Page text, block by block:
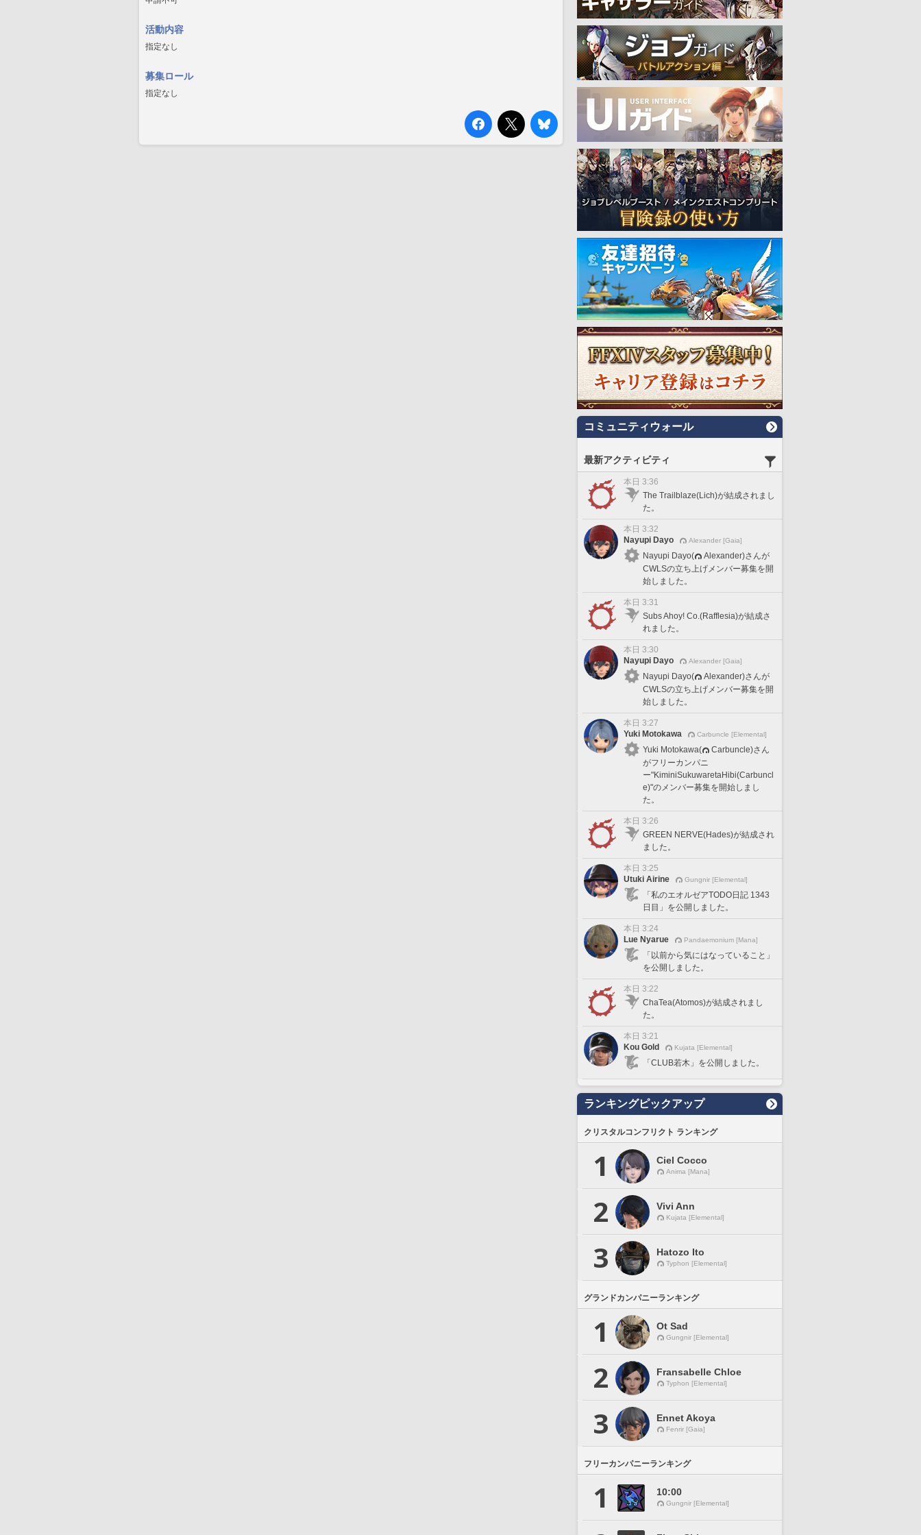
活動内容
指定なし
募集ロール
指定なし
コミュニティウォール
最新アクティビティ
本日 3:36
The Trailblaze(Lich)が結成されまし
た。
本日 3:32
Nayupi Dayo
Alexander [Gaia]
Nayupi Dayo(
Alexander)さんが
CWLSの立ち上げメンバー募集を開
始しました。
本日 3:31
Subs Ahoy! Co.(Rafflesia)が結成さ
れました。
本日 3:30
Nayupi Dayo
Alexander [Gaia]
Nayupi Dayo(
Alexander)さんが
CWLSの立ち上げメンバー募集を開
始しました。
本日 3:27
Yuki Motokawa
Carbuncle [Elemental]
Yuki Motokawa(
Carbuncle)さん
がフリーカンパニ
ー"KiminiSukuwaretaHibi(Carbuncl
e)"のメンバー募集を開始しまし
た。
本日 3:26
GREEN NERVE(Hades)が結成され
ました。
本日 3:25
Utuki Airine
Gungnir [Elemental]
「私のエオルゼアTODO日記 1343
日目」を公開しました。
本日 3:24
Lue Nyarue
Pandaemonium [Mana]
「以前から気にはなっていること」
を公開しました。
本日 3:22
ChaTea(Atomos)が結成されまし
た。
本日 3:21
Kou Gold
Kujata [Elemental]
「CLUB若木」を公開しました。
ランキングピックアップ
クリスタルコンフリクト ランキング
1 Ciel Cocco
Anima [Mana]
2 Vivi Ann
Kujata [Elemental]
3 Hatozo Ito
Typhon [Elemental]
グランドカンパニーランキング
1 Ot Sad
Gungnir [Elemental]
2 Fransabelle Chloe
Typhon [Elemental]
3 Ennet Akoya
Fenrir [Gaia]
フリーカンパニーランキング
1 10:00
Gungnir [Elemental]